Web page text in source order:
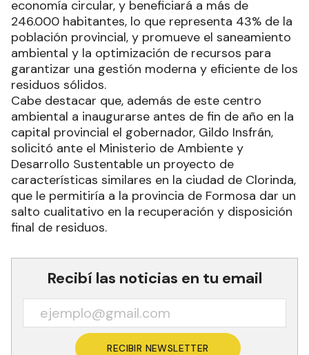
economía circular, y beneficiará a más de
246.000 habitantes, lo que representa 43% de la
población provincial, y promueve el saneamiento
ambiental y la optimización de recursos para
garantizar una gestión moderna y eficiente de los
residuos sólidos.
Cabe destacar que, además de este centro
ambiental a inaugurarse antes de fin de año en la
capital provincial el gobernador, Gildo Insfrán,
solicitó ante el Ministerio de Ambiente y
Desarrollo Sustentable un proyecto de
características similares en la ciudad de Clorinda,
que le permitiría a la provincia de Formosa dar un
salto cualitativo en la recuperación y disposición
final de residuos.
Recibí las noticias en tu email
RECIBIR NEWSLETTER